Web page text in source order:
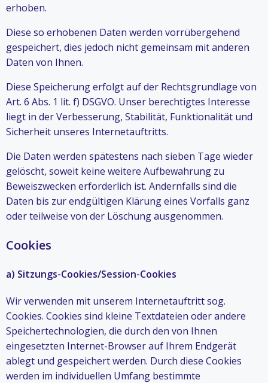
erhoben.
Diese so erhobenen Daten werden vorrübergehend
gespeichert, dies jedoch nicht gemeinsam mit anderen
Daten von Ihnen.
Diese Speicherung erfolgt auf der Rechtsgrundlage von
Art. 6 Abs. 1 lit. f) DSGVO. Unser berechtigtes Interesse
liegt in der Verbesserung, Stabilität, Funktionalität und
Sicherheit unseres Internetauftritts.
Die Daten werden spätestens nach sieben Tage wieder
gelöscht, soweit keine weitere Aufbewahrung zu
Beweiszwecken erforderlich ist. Andernfalls sind die
Daten bis zur endgültigen Klärung eines Vorfalls ganz
oder teilweise von der Löschung ausgenommen.
Cookies
a) Sitzungs-Cookies/Session-Cookies
Wir verwenden mit unserem Internetauftritt sog.
Cookies. Cookies sind kleine Textdateien oder andere
Speichertechnologien, die durch den von Ihnen
eingesetzten Internet-Browser auf Ihrem Endgerät
ablegt und gespeichert werden. Durch diese Cookies
werden im individuellen Umfang bestimmte